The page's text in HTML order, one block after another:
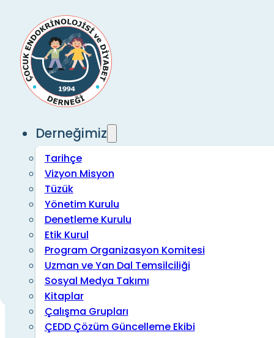
Derneğimiz
Tarihçe
Vizyon Misyon
Tüzük
Yönetim Kurulu
Denetleme Kurulu
Etik Kurul
Program Organizasyon Komitesi
Uzman ve Yan Dal Temsilciliği
Sosyal Medya Takımı
Kitaplar
Çalışma Grupları
ÇEDD Çözüm Güncelleme Ekibi